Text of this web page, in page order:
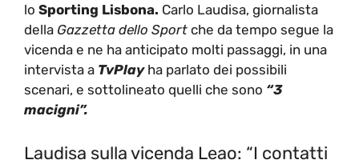
lo Sporting Lisbona. Carlo Laudisa, giornalista
della Gazzetta dello Sport che da tempo segue la
vicenda e ne ha anticipato molti passaggi, in una
intervista a TvPlay ha parlato dei possibili
scenari, e sottolineato quelli che sono “3
macigni”.
Laudisa sulla vicenda Leao: “I contatti